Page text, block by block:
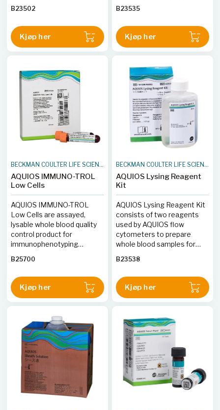
B23502
Kjøp her
antibody reagents and flow
B23535
Kjøp her
BECKMAN COULTER LIFE SCIENCES
AQUIOS IMMUNO-TROL
Low Cells
AQUIOS IMMUNO-TROL
Low Cells are assayed,
lysable whole blood quality
control product for
immunophenotyping
antibody reagents and flow
B25700
Kjøp her
BECKMAN COULTER LIFE SCIENCES
AQUIOS Lysing Reagent
Kit
AQUIOS Lysing Reagent Kit
consists of two reagents
used by AQUIOS flow
cytometers to prepare
whole blood samples for
B23538
Kjøp her